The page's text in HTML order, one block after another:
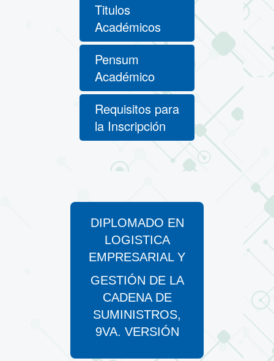
Titulos
Académicos
Pensum
Académico
Requisitos para
la Inscripción
DIPLOMADO EN
LOGISTICA
EMPRESARIAL Y
GESTIÓN DE LA
CADENA DE
SUMINISTROS,
9VA. VERSIÓN